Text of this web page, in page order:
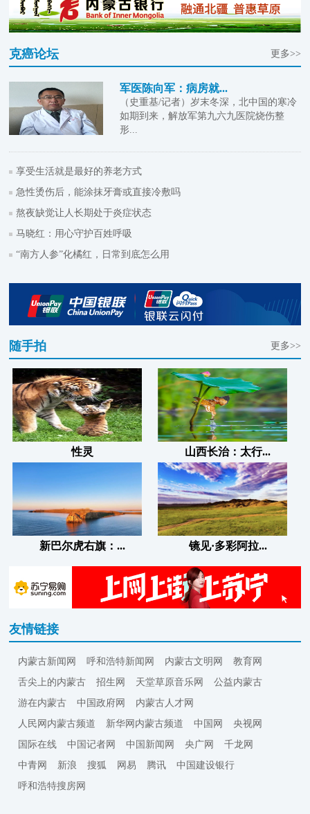
克癌论坛 更多>>
军医陈向军：病房就...
（史重基/记者）岁末冬深，北中国的寒冷
如期到来，解放军第九六九医院烧伤整
形...
享受生活就是最好的养老方式
急性烫伤后，能涂抹牙膏或直接冷敷吗
熬夜缺觉让人长期处于炎症状态
马晓红：用心守护百姓呼吸
“南方人参”化橘红，日常到底怎么用
随手拍 更多>>
性灵 山西长治：太行...
新巴尔虎右旗：... 镜见·多彩阿拉...
友情链接
内蒙古新闻网 呼和浩特新闻网 内蒙古文明网
教育网
舌尖上的内蒙古
招生网 天堂草原音乐网
公益内蒙古
游在内蒙古
中国政府网
内蒙古人才网
人民网内蒙古频道
新华网内蒙古频道 中国网
央视网
国际在线
中国记者网 中国新闻网 央广网
千龙网
中青网
新浪 搜狐 网易 腾讯
中国建设银行
呼和浩特搜房网